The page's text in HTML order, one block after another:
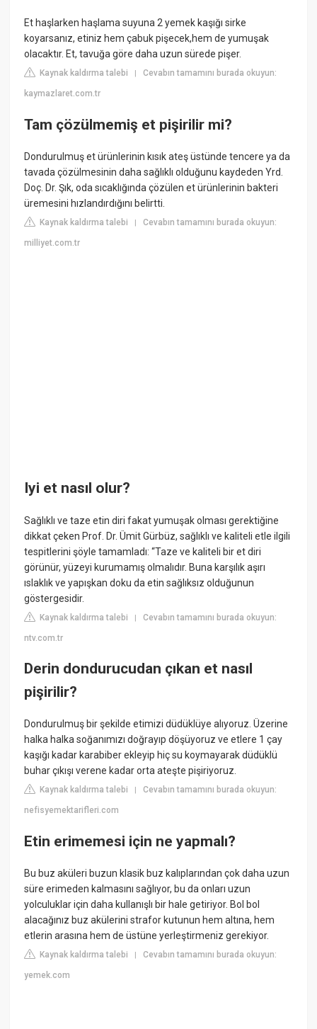
Et haşlarken haşlama suyuna 2 yemek kaşığı sirke
koyarsanız, etiniz hem çabuk pişecek,hem de yumuşak
olacaktır. Et, tavuğa göre daha uzun sürede pişer.
Kaynak kaldırma talebi |Cevabın tamamını burada okuyun:
kaymazlaret.com.tr
Tam çözülmemiş et pişirilir mi?
Dondurulmuş et ürünlerinin kısık ateş üstünde tencere ya da
tavada çözülmesinin daha sağlıklı olduğunu kaydeden Yrd.
Doç. Dr. Şık, oda sıcaklığında çözülen et ürünlerinin bakteri
üremesini hızlandırdığını belirtti.
Kaynak kaldırma talebi |Cevabın tamamını burada okuyun:
milliyet.com.tr
Iyi et nasıl olur?
Sağlıklı ve taze etin diri fakat yumuşak olması gerektiğine
dikkat çeken Prof. Dr. Ümit Gürbüz, sağlıklı ve kaliteli etle ilgili
tespitlerini şöyle tamamladı: “Taze ve kaliteli bir et diri
görünür, yüzeyi kurumamış olmalıdır. Buna karşılık aşırı
ıslaklık ve yapışkan doku da etin sağlıksız olduğunun
göstergesidir.
Kaynak kaldırma talebi |Cevabın tamamını burada okuyun:
ntv.com.tr
Derin dondurucudan çıkan et nasıl
pişirilir?
Dondurulmuş bir şekilde etimizi düdüklüye alıyoruz. Üzerine
halka halka soğanımızı doğrayıp döşüyoruz ve etlere 1 çay
kaşığı kadar karabiber ekleyip hiç su koymayarak düdüklü
buhar çıkışı verene kadar orta ateşte pişiriyoruz.
Kaynak kaldırma talebi |Cevabın tamamını burada okuyun:
nefisyemektarifleri.com
Etin erimemesi için ne yapmalı?
Bu buz aküleri buzun klasik buz kalıplarından çok daha uzun
süre erimeden kalmasını sağlıyor, bu da onları uzun
yolculuklar için daha kullanışlı bir hale getiriyor. Bol bol
alacağınız buz akülerini strafor kutunun hem altına, hem
etlerin arasına hem de üstüne yerleştirmeniz gerekiyor.
Kaynak kaldırma talebi |Cevabın tamamını burada okuyun:
yemek.com